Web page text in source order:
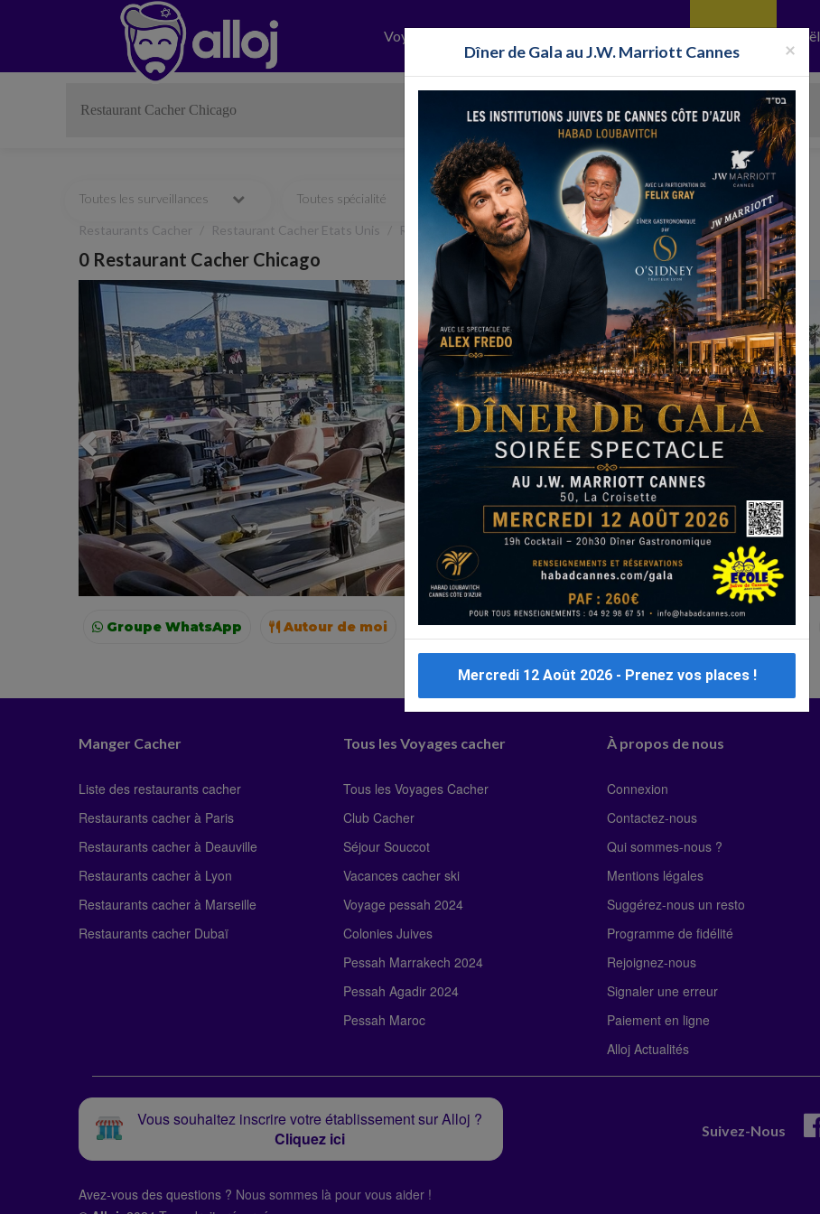
Voyages Israël
Toutes les surveillances Toutes spécialité Halavi Bassari
Restaurants Cacher Restaurant Cacher Etats Unis Restaurant Cacher Illinois Restaurant Cacher Chicago
0 Restaurant Cacher Chicago
Previous
Groupe WhatsApp Autour de moi L'application Nouveaux restaurants Halavi Pizza
Manger Cacher
Liste des restaurants cacher
Restaurants cacher à Paris
Restaurants cacher à Deauville
Restaurants cacher à Lyon
Restaurants cacher à Marseille
Restaurants cacher Dubaï
Tous les Voyages cacher
Tous les Voyages Cacher
Club Cacher
Séjour Souccot
Vacances cacher ski
Voyage pessah 2024
Colonies Juives
Pessah Marrakech 2024
Pessah Agadir 2024
Pessah Maroc
À propos de nous
Connexion
Contactez-nous
Qui sommes-nous ?
Mentions légales
Suggérez-nous un resto
Programme de fidélité
Rejoignez-nous
Signaler une erreur
Paiement en ligne
Alloj Actualités
Vous souhaitez inscrire votre établissement sur Alloj ?
Cliquez ici
Suivez-Nous
Avez-vous des questions ? Nous sommes là pour vous aider !
×
Dîner de Gala au J.W. Marriott Cannes
Mercredi 12 Août 2026 - Prenez vos places !